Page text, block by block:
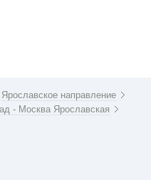
Ярославское направление
- Москва Ярославская